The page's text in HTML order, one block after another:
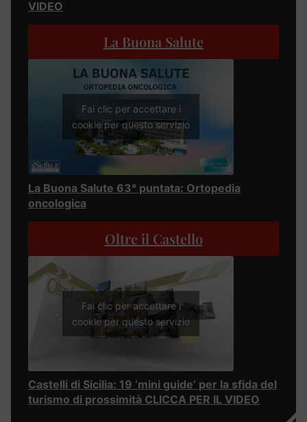
VIDEO
La Buona Salute
Fai clic per accettare i
cookie per questo servizio
La Buona Salute 63° puntata: Ortopedia
oncologica
Oltre il Castello
Fai clic per accettare i
cookie per questo servizio
Castelli di Sicilia: 19 ‘mini guide’ per la sfida del
turismo di prossimità CLICCA PER IL VIDEO